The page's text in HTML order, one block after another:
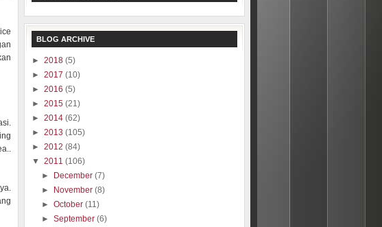
BLOG ARCHIVE
► 2018 (5)
► 2017 (10)
► 2016 (5)
► 2015 (21)
► 2014 (62)
► 2013 (105)
► 2012 (84)
▼ 2011 (106)
► December(7)
► November(8)
►October(11)
►September(6)